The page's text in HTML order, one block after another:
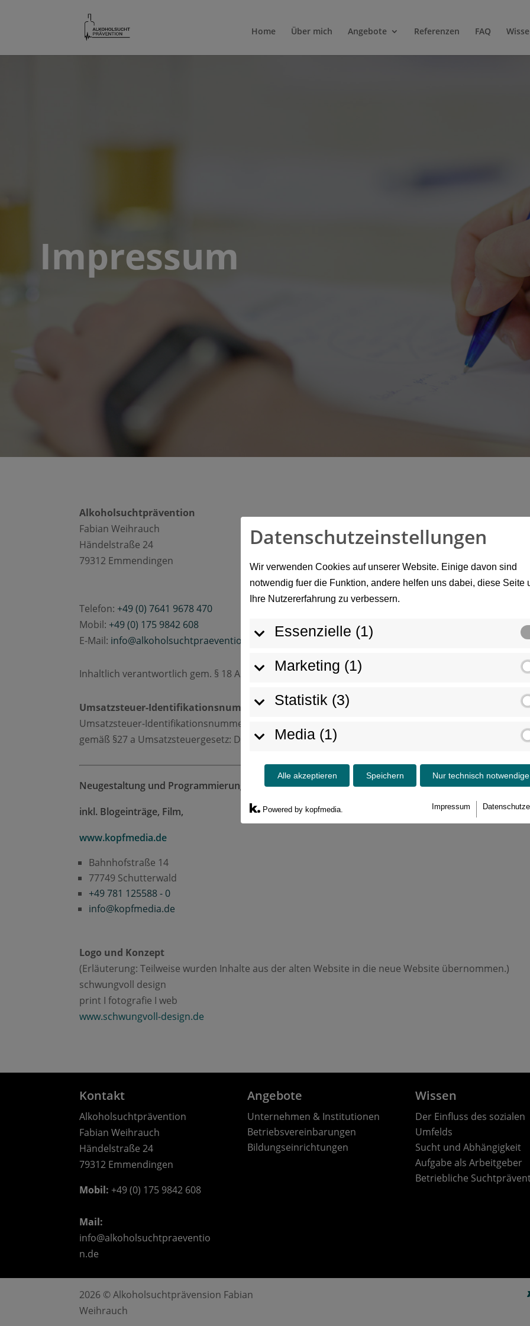
Datenschutzeinstellungen
Wir verwenden Cookies auf unserer Website. Einige davon sind
notwendig fuer die Funktion, andere helfen uns dabei, diese Seite
Ihre Nutzererfahrung zu verbessern.
Essenzielle (1)
Marketing (1)
Statistik (3)
Media (1)
Alle akzeptieren Speichern Nur technisch notwendige
Powered by kopfmedia. Impressum
Home Über mich Angebote Referenzen FAQ
Impressum
Alkoholsuchtprävention
Fabian Weihrauch
Händelstraße 24
79312 Emmendingen
Telefon: +49 (0) 7641 9678 470
Mobil: +49 (0) 175 9842 608
E-Mail: info@alkoholsuchtpraevention.de
Inhaltlich verantwortlich gem. § 18 Abs. 1 MStV: Fabian Weihrauch (Adresse siehe oben)
Umsatzsteuer-Identifikationsnummer
Umsatzsteuer-Identifikationsnummer
gemäß §27 a Umsatzsteuergesetz: DE 301 634 297
Neugestaltung und Programmierung der Website
inkl. Blogeinträge, Film,
www.kopfmedia.de
Bahnhofstraße 14
77749 Schutterwald
+49 781 125588 - 0
info@kopfmedia.de
Logo und Konzept
(Erläuterung: Teilweise wurden Inhalte aus der alten Website in die neue Website übernommen.)
schwungvoll design
print I fotografie I web
www.schwungvoll-design.de
Kontakt
Alkoholsuchtprävention
Fabian Weihrauch
Händelstraße 24
79312 Emmendingen
Mobil: +49 (0) 175 9842 608
info@alkoholsuchtpraeventio
n.de
Angebote
Unternehmen & Institutionen
Betriebsvereinbarungen
Bildungseinrichtungen
Wissen
Der Einfluss des sozialen
Umfelds
Sucht und Abhängigkeit
Aufgabe als Arbeitgeber
Betriebliche
2026 © Alkoholsuchtprävension Fabian
Weihrauch